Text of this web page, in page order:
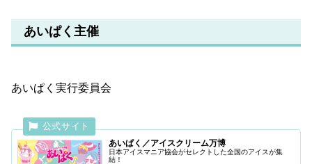
あいぱく主催
あいぱく実行委員会
あいぱく／アイスクリーム万博
日本アイスマニア協会がセレクトした全国のアイスが集
結！